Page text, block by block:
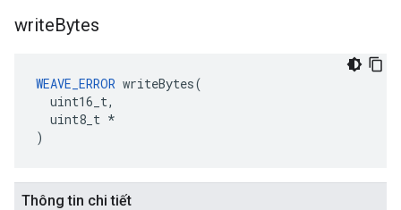
writeBytes
WEAVE_ERROR writeBytes(
  uint16_t,
  uint8_t *
)
Thông tin chi tiết